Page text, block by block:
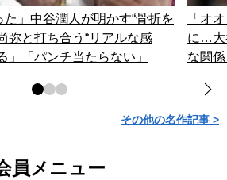
た」中谷潤人が明かす“骨折を
弥と打ち合う“リアルな感
」「パンチ当たらない」
「オ
に…大
な関
その他の名作記事 >
員メニュー